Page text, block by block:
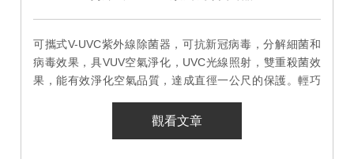
可攜式V-UVC紫外線除菌器，可抗新冠病毒，分解細菌和
病毒效果，具VUV空氣淨化，UVC光線照射，雙重殺菌效
果，能有效淨化空氣品質，達成直徑一公尺的保護。輕巧
觀看文章